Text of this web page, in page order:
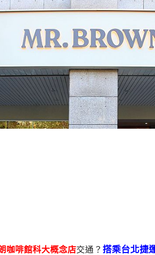
咖啡館科大概念店交通？ 搭乘台北捷